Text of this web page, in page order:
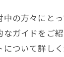
の方々にと
ガイドをご
ついて詳し